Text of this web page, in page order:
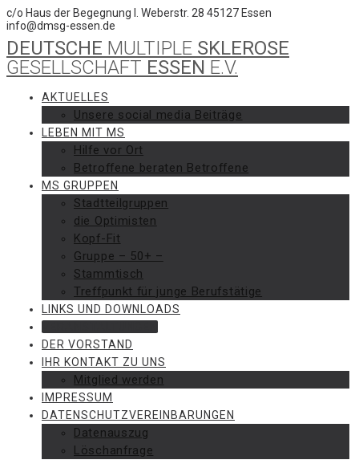
Skip
to
c/o Haus der Begegnung I. Weberstr. 28 45127 Essen
info@dmsg-essen.de
DEUTSCHE MULTIPLE SKLEROSE
GESELLSCHAFT ESSEN E.V.
AKTUELLES
Unsere social media Beiträge
LEBEN MIT MS
Hilfe vor Ort
Betroffene beraten Betroffene
MS GRUPPEN
Stadtteilgruppen
die Optimisten
Kopf-Fit
Gruppe – 50+ –
Stammtisch
Treffpunkt für junge Berufstätige
LINKS UND DOWNLOADS
DER VORSTAND
IHR KONTAKT ZU UNS
Mitglied werden
IMPRESSUM
DATENSCHUTZVEREINBARUNGEN
Datenauszug
Löschanfrage